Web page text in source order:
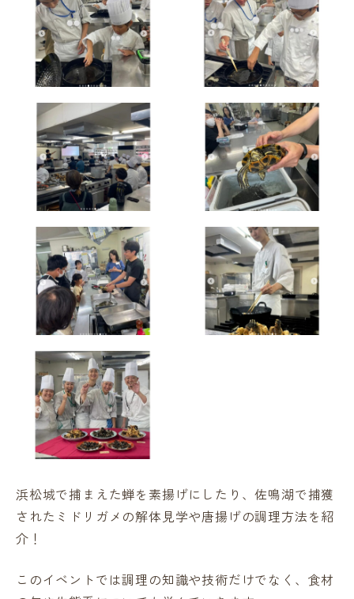
浜松城で捕まえた蝉を素揚げにしたり、佐鳴湖で捕獲
されたミドリガメの解体見学や唐揚げの調理方法を紹
介！
このイベントでは調理の知識や技術だけでなく、食材